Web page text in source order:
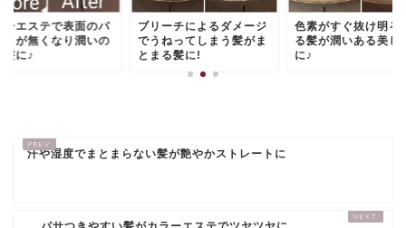
ーエステで表面のパ
きが無くなり潤いの
髪に♪
ブリーチによるダメージ
でうねってしまう髪がま
とまる髪に!
色素がすぐ抜け明る
る髪が潤いある美し
に♪
汗や湿度でまとまらない髪が艶やかストレートに